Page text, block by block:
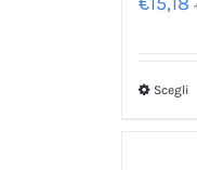
Scegli